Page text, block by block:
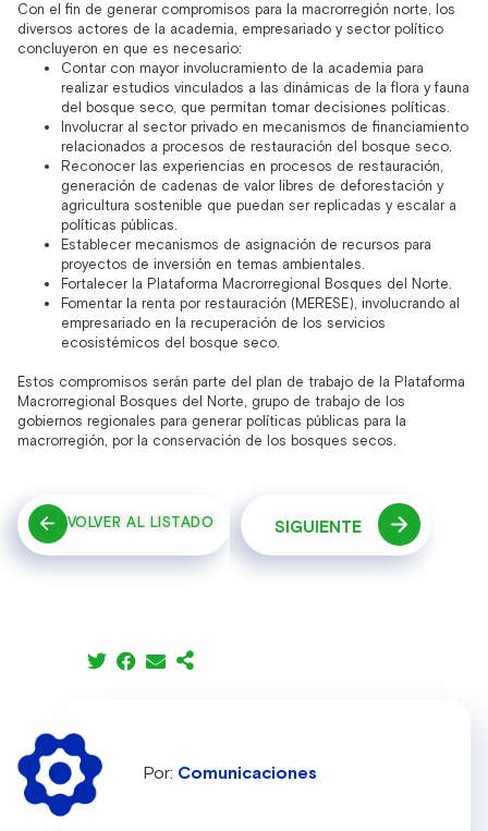
Con el fin de generar compromisos para la macrorregión norte, los
diversos actores de la academia, empresariado y sector político
concluyeron en que es necesario:
Contar con mayor involucramiento de la academia para
realizar estudios vinculados a las dinámicas de la flora y fauna
del bosque seco, que permitan tomar decisiones políticas.
Involucrar al sector privado en mecanismos de financiamiento
relacionados a procesos de restauración del bosque seco.
Reconocer las experiencias en procesos de restauración,
generación de cadenas de valor libres de deforestación y
agricultura sostenible que puedan ser replicadas y escalar a
políticas públicas.
Establecer mecanismos de asignación de recursos para
proyectos de inversión en temas ambientales.
Fortalecer la Plataforma Macrorregional Bosques del Norte.
Fomentar la renta por restauración (MERESE), involucrando al
empresariado en la recuperación de los servicios
ecosistémicos del bosque seco.
Estos compromisos serán parte del plan de trabajo de la Plataforma
Macrorregional Bosques del Norte, grupo de trabajo de los
gobiernos regionales para generar políticas públicas para la
macrorregión, por la conservación de los bosques secos.
VOLVER AL LISTADO SIGUIENTE
Comunicaciones